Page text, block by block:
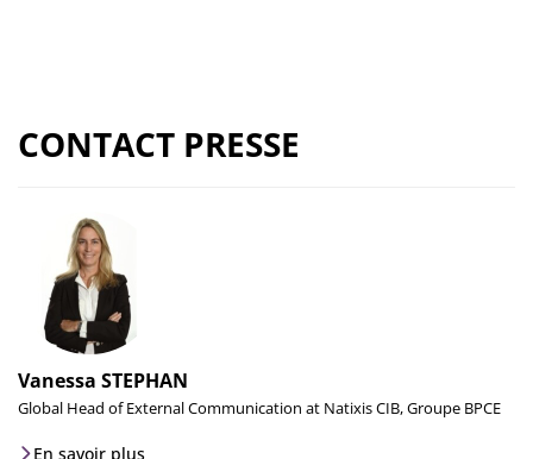
CONTACT PRESSE
Vanessa STEPHAN
Global Head of External Communication at Natixis CIB, Groupe BPCE
En savoir plus